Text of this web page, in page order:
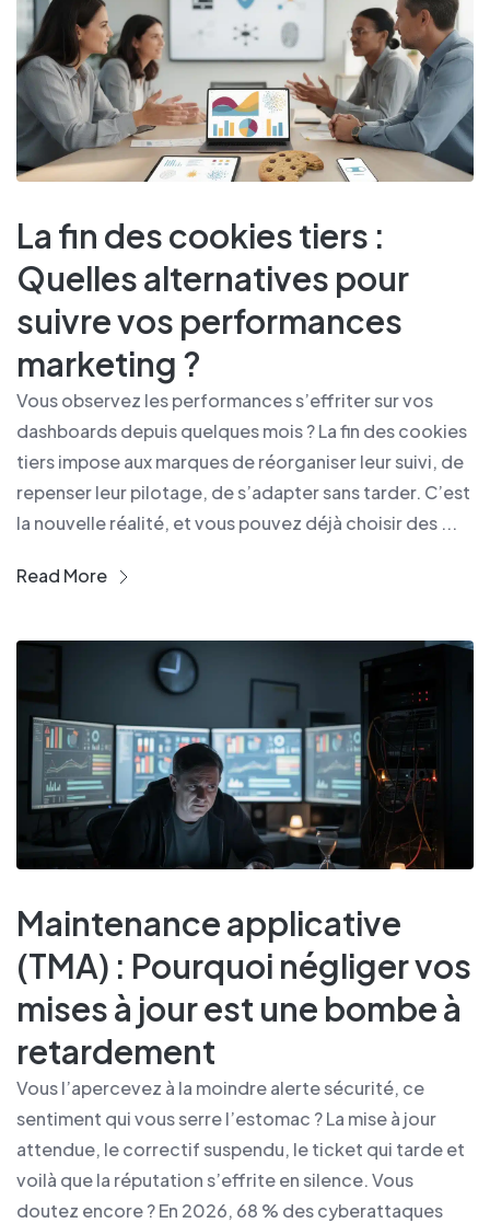
La fin des cookies tiers :
Quelles alternatives pour
suivre vos performances
marketing ?
Vous observez les performances s’effriter sur vos
dashboards depuis quelques mois ? La fin des cookies
tiers impose aux marques de réorganiser leur suivi, de
repenser leur pilotage, de s’adapter sans tarder. C’est
la nouvelle réalité, et vous pouvez déjà choisir des ...
Read More
Maintenance applicative
(TMA) : Pourquoi négliger vos
mises à jour est une bombe à
retardement
Vous l’apercevez à la moindre alerte sécurité, ce
sentiment qui vous serre l’estomac ? La mise à jour
attendue, le correctif suspendu, le ticket qui tarde et
voilà que la réputation s’effrite en silence. Vous
doutez encore ? En 2026, 68 % des cyberattaques